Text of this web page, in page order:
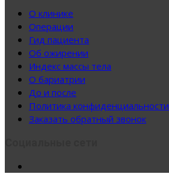
О клинике
Операции
Гид пациента
Об ожирении
Индекс массы тела
О бариатрии
До и после
Политика конфиденциальности
Заказать обратный звонок